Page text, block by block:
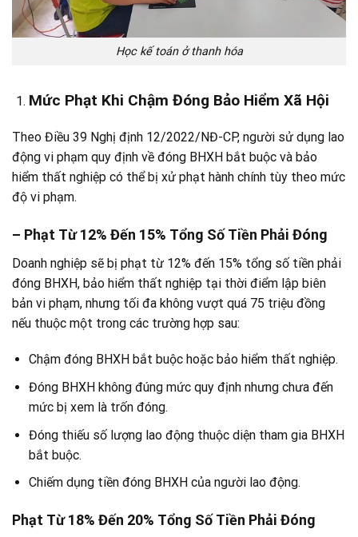
Học kế toán ở thanh hóa
Mức Phạt Khi Chậm Đóng Bảo Hiểm Xã Hội
Theo Điều 39 Nghị định 12/2022/NĐ-CP, người sử dụng lao
động vi phạm quy định về đóng BHXH bắt buộc và bảo
hiểm thất nghiệp có thể bị xử phạt hành chính tùy theo mức
độ vi phạm.
– Phạt Từ 12% Đến 15% Tổng Số Tiền Phải Đóng
Doanh nghiệp sẽ bị phạt từ 12% đến 15% tổng số tiền phải
đóng BHXH, bảo hiểm thất nghiệp tại thời điểm lập biên
bản vi phạm, nhưng tối đa không vượt quá 75 triệu đồng
nếu thuộc một trong các trường hợp sau:
Chậm đóng BHXH bắt buộc hoặc bảo hiểm thất nghiệp.
Đóng BHXH không đúng mức quy định nhưng chưa đến
mức bị xem là trốn đóng.
Đóng thiếu số lượng lao động thuộc diện tham gia BHXH
bắt buộc.
Chiếm dụng tiền đóng BHXH của người lao động.
Phạt Từ 18% Đến 20% Tổng Số Tiền Phải Đóng